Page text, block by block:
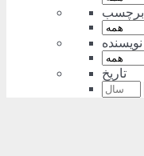
برچسب
نویسنده
تاریخ